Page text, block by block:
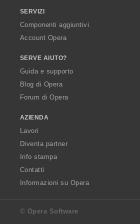
SERVIZI
Componenti aggiuntivi
Account Opera
SERVE AIUTO?
Guida e supporto
Blog di Opera
Forum di Opera
AZIENDA
Lavori
Diventa partner
Info stampa
Contatti
Informazioni su Opera
© Opera Software